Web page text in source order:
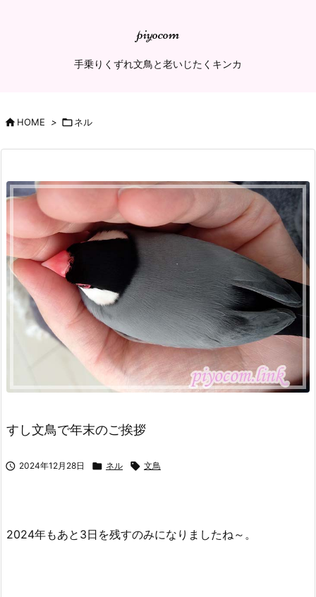
piyocom
手乗りくずれ文鳥と老いじたくキンカ
HOME > ネル
すし文鳥で年末のご挨拶
 2024年12月28日  ネル  文鳥
2024年もあと3日を残すのみになりましたね～。